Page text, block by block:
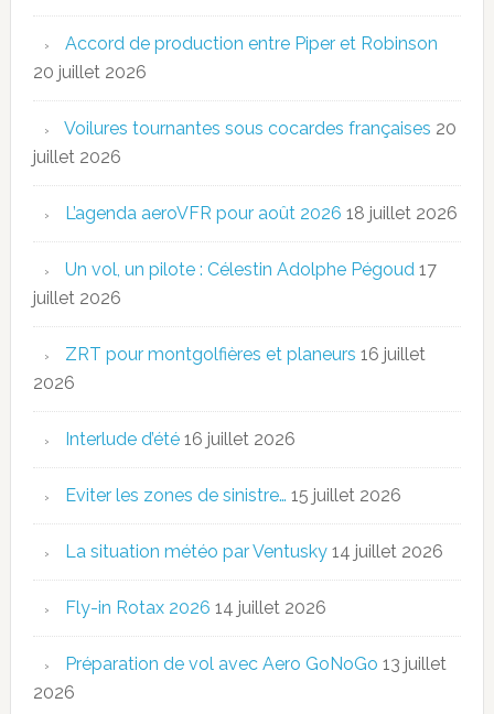
Accord de production entre Piper et Robinson
20 juillet 2026
Voilures tournantes sous cocardes françaises 20
juillet 2026
L’agenda aeroVFR pour août 2026 18 juillet 2026
Un vol, un pilote : Célestin Adolphe Pégoud 17
juillet 2026
ZRT pour montgolfières et planeurs 16 juillet
2026
Interlude d’été 16 juillet 2026
Eviter les zones de sinistre… 15 juillet 2026
La situation météo par Ventusky 14 juillet 2026
Fly-in Rotax 2026 14 juillet 2026
Préparation de vol avec Aero GoNoGo 13 juillet
2026